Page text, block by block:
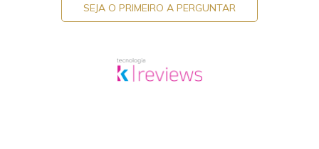
SEJA O PRIMEIRO A PERGUNTAR